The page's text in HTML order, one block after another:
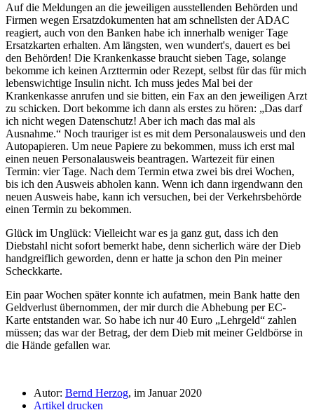
Auf die Meldungen an die jeweiligen ausstellenden Behörden und
Firmen wegen Ersatzdokumenten hat am schnellsten der ADAC
reagiert, auch von den Banken habe ich innerhalb weniger Tage
Ersatzkarten erhalten. Am längsten, wen wundert's, dauert es bei
den Behörden! Die Krankenkasse braucht sieben Tage, solange
bekomme ich keinen Arzttermin oder Rezept, selbst für das für mich
lebenswichtige Insulin nicht. Ich muss jedes Mal bei der
Krankenkasse anrufen und sie bitten, ein Fax an den jeweiligen Arzt
zu schicken. Dort bekomme ich dann als erstes zu hören:
Das darf
ich nicht wegen Datenschutz! Aber ich mach das mal als
Ausnahme.
Noch trauriger ist es mit dem Personalausweis und den
Autopapieren. Um neue Papiere zu bekommen, muss ich erst mal
einen neuen Personalausweis beantragen. Wartezeit für einen
Termin: vier Tage. Nach dem Termin etwa zwei bis drei Wochen,
bis ich den Ausweis abholen kann. Wenn ich dann irgendwann den
neuen Ausweis habe, kann ich versuchen, bei der Verkehrsbehörde
einen Termin zu bekommen.
Glück im Unglück: Vielleicht war es ja ganz gut, dass ich den
Diebstahl nicht sofort bemerkt habe, denn sicherlich wäre der Dieb
handgreiflich geworden, denn er hatte ja schon den Pin meiner
Scheckkarte.
Ein paar Wochen später konnte ich aufatmen, mein Bank hatte den
Geldverlust übernommen, der mir durch die Abhebung per EC-
Karte entstanden war. So habe ich nur 40 Euro
Lehrgeld
zahlen
müssen; das war der Betrag, der dem Dieb mit meiner Geldbörse in
die Hände gefallen war.
Autor: Bernd Herzog, im Januar 2020
Artikel drucken